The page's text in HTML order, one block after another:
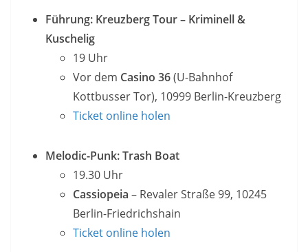
Führung: Kreuzberg Tour – Kriminell &
Kuschelig
19 Uhr
Vor dem Casino 36(U-Bahnhof
Kottbusser Tor), 10999 Berlin-Kreuzberg
Ticket online holen
Melodic-Punk: Trash Boat
19.30 Uhr
Cassiopeia – Revaler Straße 99, 10245
Berlin-Friedrichshain
Ticket online holen